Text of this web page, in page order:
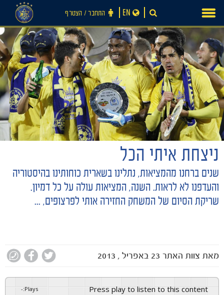
content
התחבר ‪/‬ הצטרף EN
ניצחת איתי הכל
שנים ברחנו מהמציאות, נתלינו בשארית כוחותינו בהיסטוריה
והעדפנו לא לראות. השנה, המציאות עולה על כל דמיון.
שריקת הסיום של המשחק החזירה אותי לפרצופים, ...
מאת צוות האתר 23 באפריל , 2013
Press play to listen to this content
Plays
:
-